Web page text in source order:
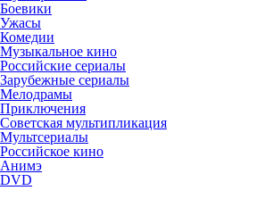
Боевики
Ужасы
Комедии
Музыкальное кино
Российские сериалы
Зарубежные сериалы
Мелодрамы
Приключения
Советская мультипликация
Мультсериалы
Российское кино
Анимэ
DVD